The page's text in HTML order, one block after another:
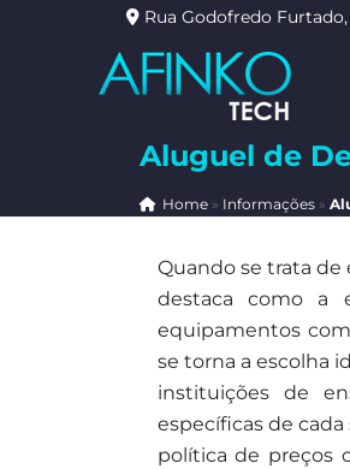
Rua Godofredo
Aluguel de
Home» Informações »
Quando se trata de
destaca como a
equipamentos
se torna a escolha
instituições de
específicas de
política de preços